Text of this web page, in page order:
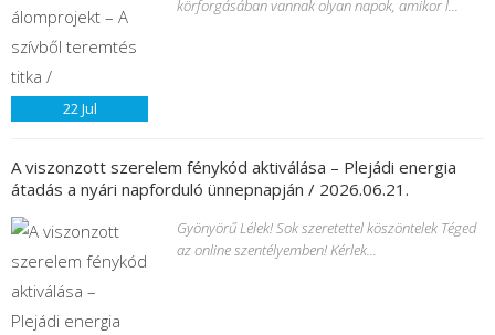
22Jul
körforgásában vannak olyan napok, amikor l...
A viszonzott szerelem fénykód aktiválása – Plejádi energia
átadás a nyári napforduló ünnepnapján / 2026.06.21.
Gyönyörű Lélek! Sok szeretettel köszöntelek Téged
az online szentélyemben! Kérlek...